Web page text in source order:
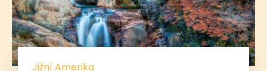
Jižní Amerika